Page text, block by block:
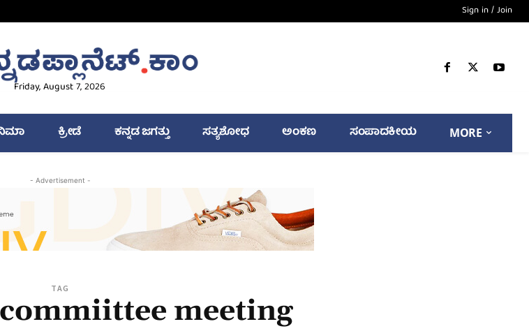
Sign in / Join
Friday, August 7, 2026
ಕ್ರೀಡೆ ಕನ್ನಡ ಜಗತ್ತು ಸತ್ಯಶೋಧ ಅಂಕಣ ಸಂಪಾದಕೀಯ MORE
- Advertisement -
TAG
meeting